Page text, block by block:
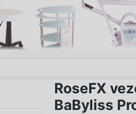
RoseFX
BaByliss